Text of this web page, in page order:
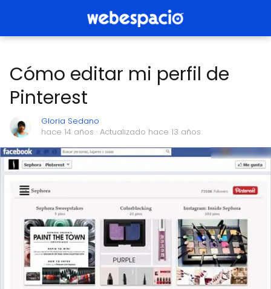
Cómo editar mi perfil de
Pinterest
Gloria Sedano
hace 14 años · Actualizado hace 13 años